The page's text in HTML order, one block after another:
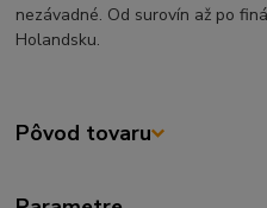
nezávadné. Od surovín až po
Holandsku.
Pôvod tovaru